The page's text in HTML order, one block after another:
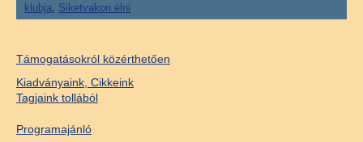
klubja, Siketvakon élni
Támogatásokról közérthetően
Kiadványaink, Cikkeink
Tagjaink tollából
Programajánló